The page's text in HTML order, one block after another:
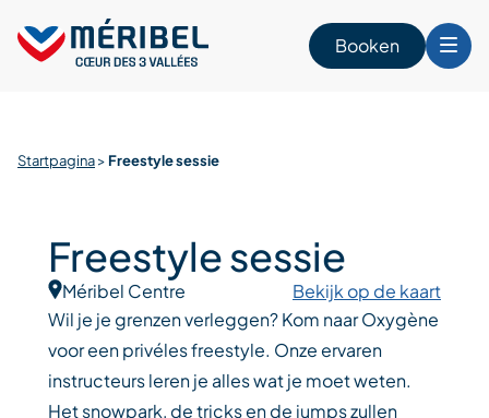
content
Booken
Startpagina> Freestyle sessie
Freestyle sessie
Méribel Centre
Bekijk op de kaart
Wil je je grenzen verleggen? Kom naar Oxygène
voor een privéles freestyle. Onze ervaren
instructeurs leren je alles wat je moet weten.
Het snowpark, de tricks en de jumps zullen